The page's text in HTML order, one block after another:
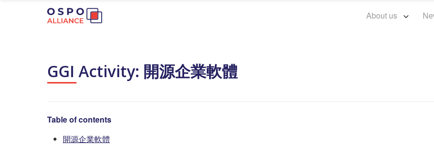
About us
GGI Activity: 開源企業軟體
Table of contents
開源企業軟體